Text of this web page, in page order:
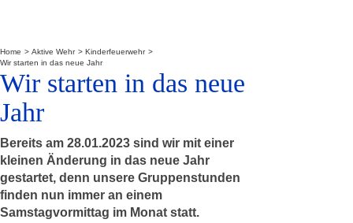
Home Aktive Wehr
Kinderfeuerwehr
Wir starten in das neue Jahr
Wir starten in das neue
Jahr
Bereits am 28.01.2023 sind wir mit einer
kleinen Änderung in das neue Jahr
gestartet, denn unsere Gruppenstunden
finden nun immer an einem
Samstagvormittag im Monat statt.